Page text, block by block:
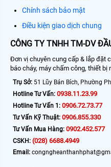
Chính sách bảo mật
Điều kiện giao dịch chung
CÔNG TY TNHH TM-DV
Đơn vị chuyên cung cấp & lắp đặt
báo cháy, máy chấm công, thiết bị
Trụ Sở: 51 Lũy Bán Bích, Phường
Hotline Tư Vấn: 0938.11.23.99
Hotline Tư Vấn 1: 0906.72.73.77
Tư Vấn Kỹ Thuật: 0906.855.330
Tư Vấn Mua Hàng: 0902.452.577
CSKH: (028) 6688.4949
Email: